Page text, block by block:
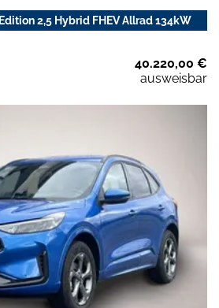
2,5 Hybrid FHEV Allrad 134kW
40.220,00 €
ausweisbar